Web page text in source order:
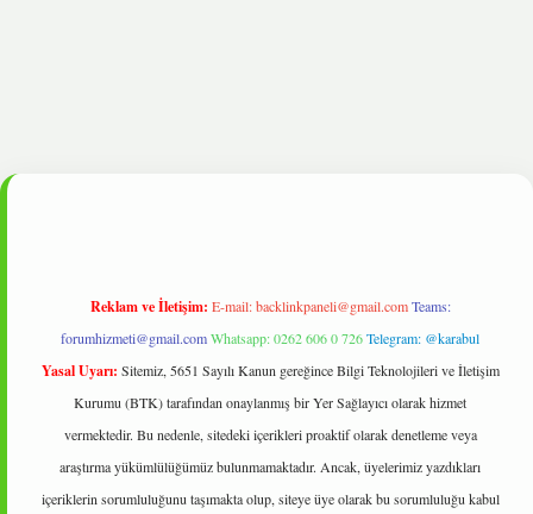
Reklam ve İletişim: E-mail:backlinkpaneli@gmail.com Teams:
forumhizmeti@gmail.comWhatsapp: 0262 606 0 726Telegram: @karabul
Yasal Uyarı: Sitemiz, 5651 Sayılı Kanun gereğince Bilgi Teknolojileri ve İletişim
Kurumu (BTK) tarafından onaylanmış bir Yer Sağlayıcı olarak hizmet
vermektedir. Bu nedenle, sitedeki içerikleri proaktif olarak denetleme veya
araştırma yükümlülüğümüz bulunmamaktadır. Ancak, üyelerimiz yazdıkları
içeriklerin sorumluluğunu taşımakta olup, siteye üye olarak bu sorumluluğu kabul